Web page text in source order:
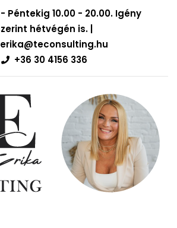
Péntekig 10.00 - 20.00. Igény
hétvégén is. |
+36 30 4156 336